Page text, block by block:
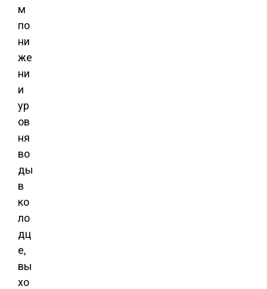
м
по
ни
же
ни
и
ур
ов
ня
во
ды
в
ко
ло
дц
е,
вы
хо